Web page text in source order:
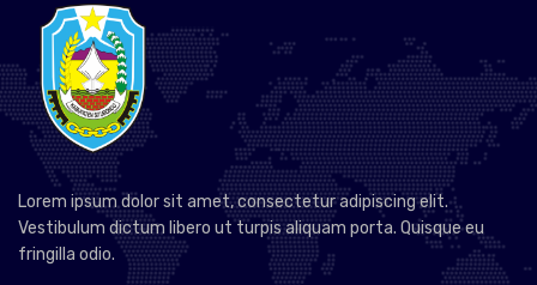
Lorem ipsum dolor sit amet, consectetur adipiscing elit.
Vestibulum dictum libero ut turpis aliquam porta. Quisque eu
fringilla odio.